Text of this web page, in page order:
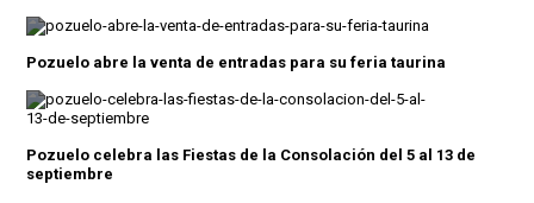
Pozuelo abre la venta de entradas para su feria taurina
Pozuelo celebra las Fiestas de la Consolación del 5 al 13 de
septiembre